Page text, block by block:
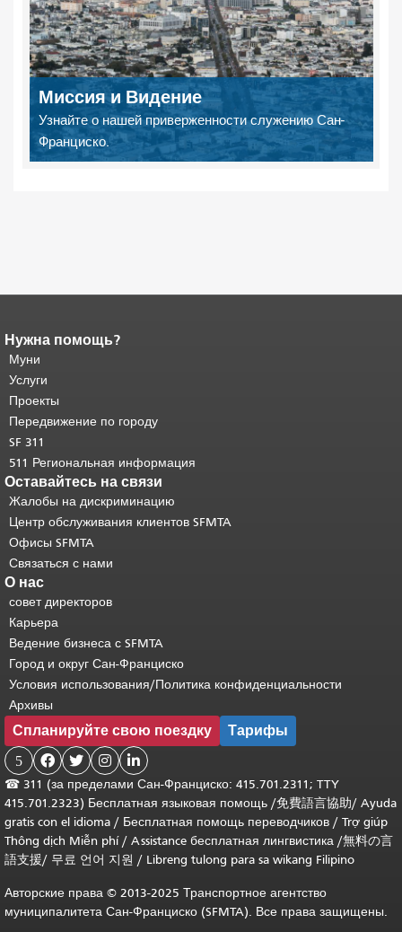
Миссия и Видение
Узнайте о нашей приверженности служению Сан-
Франциско.
Конец содержимого
страницы.
страницы повторяется на каждой
странице.
основного содержимого .
Нужна помощь?
Муни
Услуги
Проекты
Передвижение по городу
SF 311
511 Региональная информация
Оставайтесь на связи
Жалобы на дискриминацию
Центр обслуживания клиентов SFMTA
Офисы SFMTA
Связаться с нами
О нас
совет директоров
Карьера
Ведение бизнеса с SFMTA
Город и округ Сан-Франциско
Условия использования/Политика конфиденциальности
Архивы
Спланируйте свою поездку Тарифы
5    
☎ 311 (за пределами Сан-Франциско: 415.701.2311; TTY
415.701.2323) Бесплатная языковая помощь /免費語言協助/ Ayuda
gratis con el idioma / Бесплатная помощь переводчиков / Trợ giúp
Thông dịch Miễn phí/ Assistance бесплатная лингвистика /無料の言
語支援/ 무료 언어 지원 / Libreng tulong para sa wikang Filipino
Авторские права © 2013-2025 Транспортное агентство
муниципалитета Сан-Франциско (SFMTA). Все права защищены.